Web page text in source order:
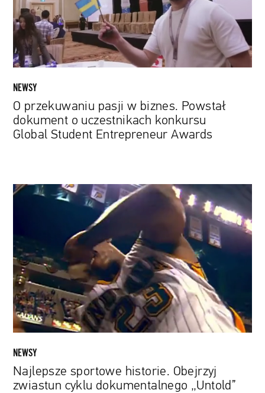
dokument
o
uczestnikach
konkursu
Global
Student
Awards
NEWSY
O przekuwaniu pasji w biznes. Powstał
dokument o uczestnikach konkursu
Global Student Entrepreneur Awards
Najlepsze
zwiastun
cyklu
dokumentalnego
„Untold”
NEWSY
Najlepsze sportowe historie. Obejrzyj
zwiastun cyklu dokumentalnego „Untold”